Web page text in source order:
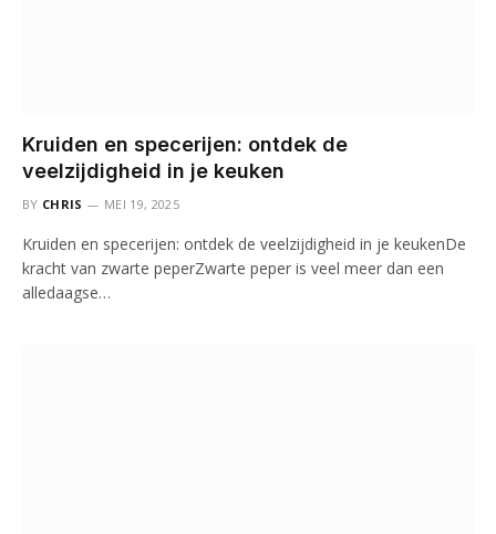
Kruiden en specerijen: ontdek de
veelzijdigheid in je keuken
BY CHRIS MEI 19, 2025
Kruiden en specerijen: ontdek de veelzijdigheid in je keukenDe
kracht van zwarte peperZwarte peper is veel meer dan een
alledaagse…